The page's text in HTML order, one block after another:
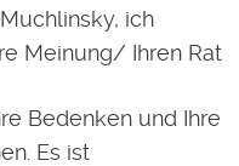
ich
Meinung/ Ihren Rat
Bedenken und Ihre
Es ist